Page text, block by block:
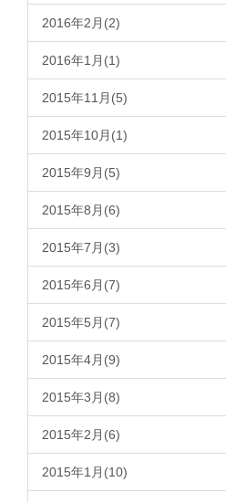
2016年2月(2)
2016年1月(1)
2015年11月(5)
2015年10月(1)
2015年9月(5)
2015年8月(6)
2015年7月(3)
2015年6月(7)
2015年5月(7)
2015年4月(9)
2015年3月(8)
2015年2月(6)
2015年1月(10)